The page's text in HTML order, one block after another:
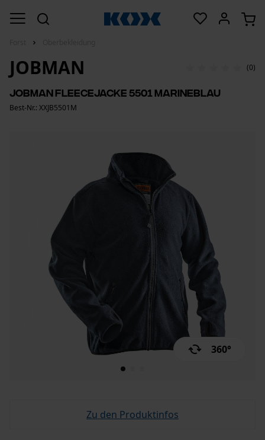
360°
JOBMAN (0)
Jobman Fleecejacke 5501 Marineblau
Best-Nr.: XXJB5501M
Zu den Produktinfos